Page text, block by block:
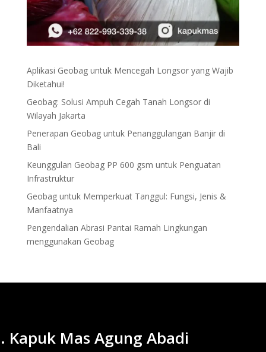
Aplikasi Geobag untuk Mencegah Longsor yang Wajib
Diketahui!
Geobag: Solusi Ampuh Cegah Tanah Longsor di
Wilayah Jakarta
Penerapan Geobag untuk Penanggulangan Banjir di
Bali
Keunggulan Geobag PP 600 gsm untuk Penguatan
Infrastruktur
Geobag untuk Memperkuat Tanggul: Fungsi, Jenis &
Manfaatnya
Pengendalian Abrasi Pantai Ramah Lingkungan
menggunakan Geobag
Kapuk Mas Agung Abadi